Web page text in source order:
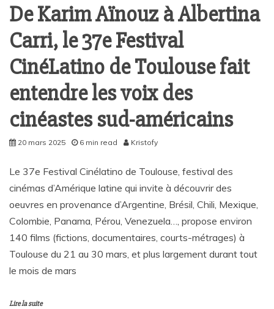
De Karim Aïnouz à Albertina
Carri, le 37e Festival
CinéLatino de Toulouse fait
entendre les voix des
cinéastes sud-américains
20 mars 2025 6 min read Kristofy
Le 37e Festival Cinélatino de Toulouse, festival des
cinémas d’Amérique latine qui invite à découvrir des
oeuvres en provenance d’Argentine, Brésil, Chili, Mexique,
Colombie, Panama, Pérou, Venezuela…, propose environ
140 films (fictions, documentaires, courts-métrages) à
Toulouse du 21 au 30 mars, et plus largement durant tout
le mois de mars
Lire la suite